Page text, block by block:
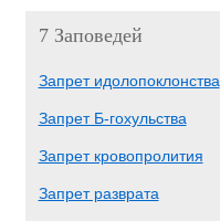
7 Заповедей
Запрет идолопоклонства
Запрет Б-гохульства
Запрет кровопролития
Запрет разврата